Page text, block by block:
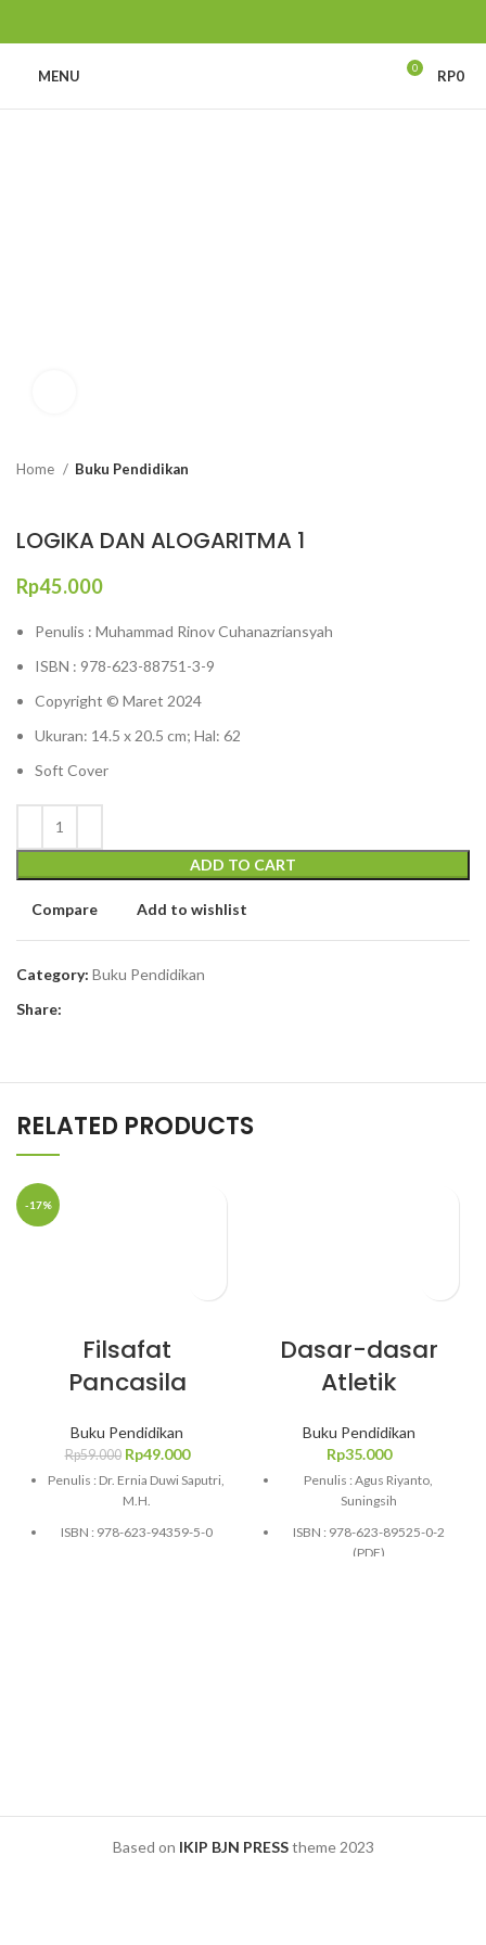
MENU 0 RP0
Home Buku Pendidikan
LOGIKA DAN ALOGARITMA 1
Rp45.000
Penulis : Muhammad Rinov Cuhanazriansyah
ISBN : 978-623-88751-3-9
Copyright © Maret 2024
Ukuran: 14.5 x 20.5 cm; Hal: 62
Soft Cover
ADD TO CART
Compare Add to wishlist
Category: Buku Pendidikan
Share:
RELATED PRODUCTS
-17%
Filsafat
Pancasila
Buku Pendidikan
Rp59.000 Rp49.000
Penulis : Dr. Ernia Duwi Saputri,
M.H.
ISBN : 978-623-94359-5-0
Dasar-dasar
Atletik
Buku Pendidikan
Rp35.000
Penulis : Agus Riyanto,
Suningsih
ISBN : 978-623-89525-0-2
(PDF)
Based on IKIP BJN PRESStheme2023